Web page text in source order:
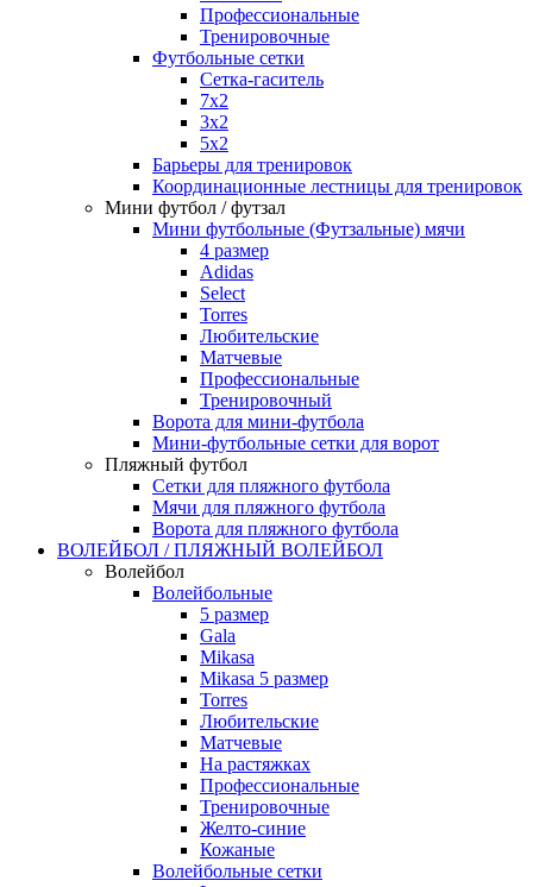
Профессиональные
Тренировочные
Футбольные сетки
Сетка-гаситель
7x2
3х2
5х2
Барьеры для тренировок
Координационные лестницы для тренировок
Мини футбол / футзал
Мини футбольные (Футзальные) мячи
4 размер
Adidas
Select
Torres
Любительские
Матчевые
Профессиональные
Тренировочный
Ворота для мини-футбола
Мини-футбольные сетки для ворот
Пляжный футбол
Сетки для пляжного футбола
Мячи для пляжного футбола
Ворота для пляжного футбола
ВОЛЕЙБОЛ / ПЛЯЖНЫЙ ВОЛЕЙБОЛ
Волейбол
Волейбольные
5 размер
Gala
Mikasa
Mikasa 5 размер
Torres
Любительские
Матчевые
На растяжках
Профессиональные
Тренировочные
Желто-синие
Кожаные
Волейбольные сетки